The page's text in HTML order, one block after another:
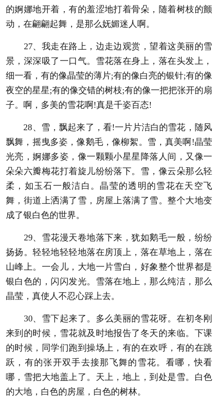
的婀娜地开着，有的羞涩地打着骨朵，随着树枝的颤
动，在翩翩起舞，是那么妩媚迷人啊。
27、我走在路上，边走边观赏，望着这美丽的雪
景，深深吸了一口气。雪花落在身上，落在头发上，
细一看，有的像晶莹的薄片;有的像白亮的银针;有的像
夜空的星星;有的像交错的树枝;有的像一把把张开的扇
子。啊，多美的雪花啊!真是千姿百态!
28、雪，飘起来了，看!一片片洁白的雪花，随风
飘舞，摇曳多姿，像鹅毛，像柳絮。雪，真美啊!晶莹
光亮，婀娜多姿，像一颗颗小星星降落人间，又像一
朵朵六瓣梅花打着旋儿纷纷落下。雪，像云朵那么轻
柔，如玉石一般洁白。晶莹的透明的雪花在天空飞
舞，街道上洒满了雪，房屋上落满了雪。整个大地变
成了银白色的世界。
29、雪花漫天卷地落下来，犹如鹅毛一般，纷纷
扬扬。轻轻地轻轻地落在房顶上，落在草地上，落在
山峰上。一会儿，大地一片雪白，好象整个世界都是
银白色的，闪闪发光。雪落在地上，那么纯洁，那么
晶莹，真使人不忍心踩上去。
30、雪下起来了。多么美丽的雪花呀。在初冬刚
来到的时候，雪花就及时地报告了冬天的来临。下课
的时候，同学们跑到操场上，有的在欢呼，有的在跳
跃，有的张开双手去接那飞舞的雪花。看哪，快看
哪，雪把大地盖上了。天上，地上，到处是雪。白色
的大地，白色的房屋，白色的树林。